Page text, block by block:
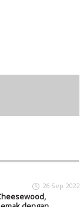
26 Sep 2022